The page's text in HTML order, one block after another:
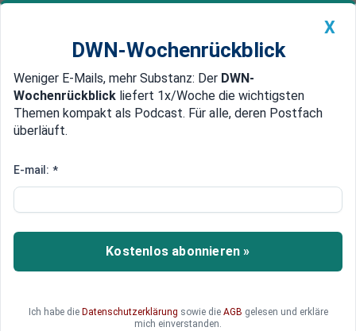
Newsticker MEIN DWN: Geldanlage Premium
Edelmetalle DWN-Magazin China
IG Metall warnt vor Verlust von
Nach Angaben der IG Metall droht in Deutschland
der Abbau von 300.000 Stellen. Daher müsse die
Politik mit umfangreichen Maßnahmen
X
DWN-Wochenrückblick
Weniger E-Mails, mehr Substanz: Der DWN-
Wochenrückblick liefert 1x/Woche die wichtigsten
Themen kompakt als Podcast. Für alle, deren Postfach
überläuft.
E-mail: *
Kostenlos abonnieren »
Ich habe die Datenschutzerklärung sowie die AGB gelesen und erkläre
mich einverstanden.